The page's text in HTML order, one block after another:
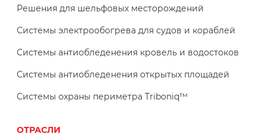
Решения для шельфовых месторождений
Системы электрообогрева для судов и кораблей
Системы антиобледенения кровель и водостоков
Системы антиобледенения открытых площадей
Системы охраны периметра Triboniq™
ОТРАСЛИ